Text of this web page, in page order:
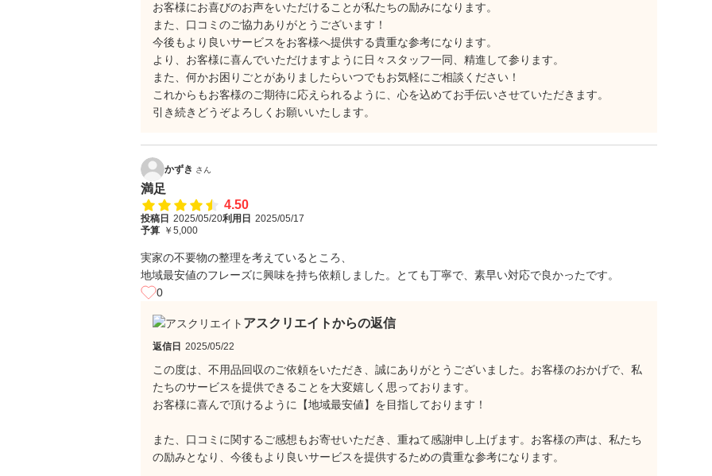
お客様にお喜びのお声をいただけることが私たちの励みになります。
また、口コミのご協力ありがとうございます！
今後もより良いサービスをお客様へ提供する貴重な参考になります。
より、お客様に喜んでいただけますように日々スタッフ一同、精進して参ります。
また、何かお困りごとがありましたらいつでもお気軽にご相談ください！
これからもお客様のご期待に応えられるように、心を込めてお手伝いさせていただきます。
引き続きどうぞよろしくお願いいたします。
かずき さん
満足
4.50
投稿日 2025/05/20利用日 2025/05/17
予算 ￥5,000
実家の不要物の整理を考えているところ、
地域最安値のフレーズに興味を持ち依頼しました。とても丁寧で、素早い対応で良かったです。
0
アスクリエイトからの返信
返信日 2025/05/22
この度は、不用品回収のご依頼をいただき、誠にありがとうございました。お客様のおかげで、私
たちのサービスを提供できることを大変嬉しく思っております。
お客様に喜んで頂けるように【地域最安値】を目指しております！
また、口コミに関するご感想もお寄せいただき、重ねて感謝申し上げます。お客様の声は、私たち
の励みとなり、今後もより良いサービスを提供するための貴重な参考になります。